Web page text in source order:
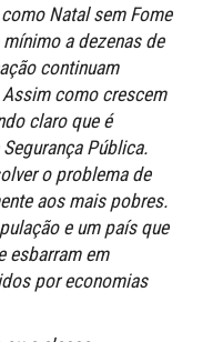
Natal sem Fome
a dezenas de
continuam
como crescem
claro que é
Pública.
o problema de
aos mais pobres.
e um país que
esbarram em
por economias